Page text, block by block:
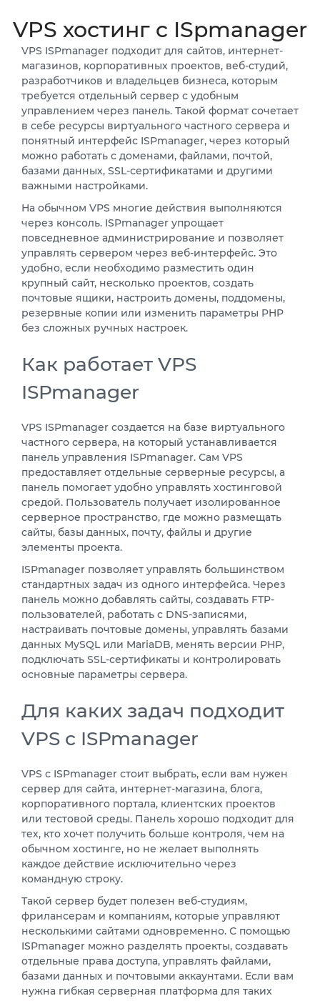
VPS хостинг c ISpmanager
VPS ISPmanager подходит для сайтов, интернет-
магазинов, корпоративных проектов, веб-студий,
разработчиков и владельцев бизнеса, которым
требуется отдельный сервер с удобным
управлением через панель. Такой формат сочетает
в себе ресурсы виртуального частного сервера и
понятный интерфейс ISPmanager, через который
можно работать с доменами, файлами, почтой,
базами данных, SSL-сертификатами и другими
важными настройками.
На обычном VPS многие действия выполняются
через консоль. ISPmanager упрощает
повседневное администрирование и позволяет
управлять сервером через веб-интерфейс. Это
удобно, если необходимо разместить один
крупный сайт, несколько проектов, создать
почтовые ящики, настроить домены, поддомены,
резервные копии или изменить параметры PHP
без сложных ручных настроек.
Как работает VPS
ISPmanager
VPS ISPmanager создается на базе виртуального
частного сервера, на который устанавливается
панель управления ISPmanager. Сам VPS
предоставляет отдельные серверные ресурсы, а
панель помогает удобно управлять хостинговой
средой. Пользователь получает изолированное
серверное пространство, где можно размещать
сайты, базы данных, почту, файлы и другие
элементы проекта.
ISPmanager позволяет управлять большинством
стандартных задач из одного интерфейса. Через
панель можно добавлять сайты, создавать FTP-
пользователей, работать с DNS-записями,
настраивать почтовые домены, управлять базами
данных MySQL или MariaDB, менять версии PHP,
подключать SSL-сертификаты и контролировать
основные параметры сервера.
Для каких задач подходит
VPS с ISPmanager
VPS с ISPmanager стоит выбрать, если вам нужен
сервер для сайта, интернет-магазина, блога,
корпоративного портала, клиентских проектов
или тестовой среды. Панель хорошо подходит для
тех, кто хочет получить больше контроля, чем на
обычном хостинге, но не желает выполнять
каждое действие исключительно через
командную строку.
Такой сервер будет полезен веб-студиям,
фрилансерам и компаниям, которые управляют
несколькими сайтами одновременно. С помощью
ISPmanager можно разделять проекты, создавать
отдельные права доступа, управлять файлами,
базами данных и почтовыми аккаунтами. Если вам
нужна гибкая серверная платформа для таких